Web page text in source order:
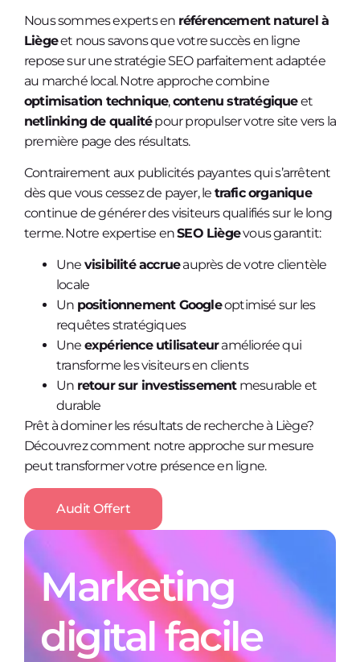
Nous sommes experts en référencement naturel à
Liègeet nous savons que votre succès en ligne
repose sur une stratégie SEO parfaitement adaptée
au marché local. Notre approche combine
optimisation technique,contenu stratégiqueet
netlinking de qualitépour propulser votre site vers la
première page des résultats.
Contrairement aux publicités payantes qui s’arrêtent
dès que vous cessez de payer, le trafic organique
continue de générer des visiteurs qualifiés sur le long
terme. Notre expertise enSEO Liègevous garantit:
Une visibilité accrueauprès de votre clientèle
locale
Un positionnement Googleoptimisé sur les
requêtes stratégiques
Une expérience utilisateuraméliorée qui
transforme les visiteurs en clients
Un retour sur investissementmesurable et
durable
Prêt à dominer les résultats de recherche à Liège?
Découvrez comment notre approche sur mesure
peut transformer votre présence en ligne.
Audit Offert
Marketing
digital facile